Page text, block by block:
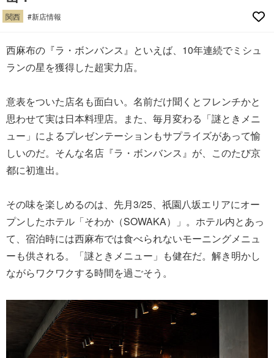
関西 #新店情報
西麻布の『ラ・ボンバンス』といえば、10年連続でミシュ
ランの星を獲得した超実力店。
意表をついた店名も面白い。名前だけ聞くとフレンチかと
思わせて実は日本料理店。また、毎月変わる「謎ときメニ
ュー」によるプレゼンテーションもサプライズがあって愉
しいのだ。そんな名店『ラ・ボンバンス』が、このたび京
都に初進出。
その味を楽しめるのは、先月3/25、祇園八坂エリアにオー
プンしたホテル「そわか（SOWAKA）」。ホテル内とあっ
て、宿泊時には西麻布では食べられないモーニングメニュ
ーも供される。「謎ときメニュー」も健在だ。解き明かし
ながらワクワクする時間を過ごそう。